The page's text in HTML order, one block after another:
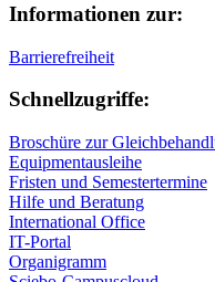
Informationen zur:
Barrierefreiheit
Schnellzugriffe:
Broschüre zur
Equipmentausleihe
Fristen und Semestertermine
Hilfe und Beratung
International Office
IT-Portal
Organigramm